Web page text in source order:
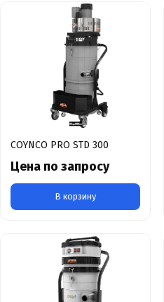
COYNCO PRO STD 300
Цена по запросу
В корзину